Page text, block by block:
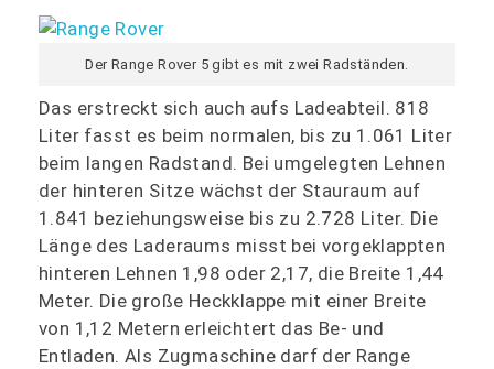
Der Range Rover 5 gibt es mit zwei Radständen.
Das erstreckt sich auch aufs Ladeabteil. 818
Liter fasst es beim normalen, bis zu 1.061 Liter
beim langen Radstand. Bei umgelegten Lehnen
der hinteren Sitze wächst der Stauraum auf
1.841 beziehungsweise bis zu 2.728 Liter. Die
Länge des Laderaums misst bei vorgeklappten
hinteren Lehnen 1,98 oder 2,17, die Breite 1,44
Meter. Die große Heckklappe mit einer Breite
von 1,12 Metern erleichtert das Be- und
Entladen. Als Zugmaschine darf der Range